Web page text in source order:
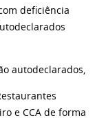
deficiência
autodeclarados,
e CCA de forma